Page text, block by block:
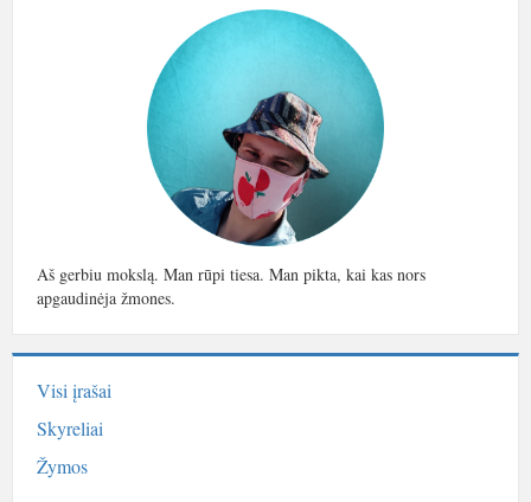
Aš gerbiu mokslą. Man rūpi tiesa. Man pikta, kai kas nors
apgaudinėja žmones.
Visi įrašai
Skyreliai
Žymos